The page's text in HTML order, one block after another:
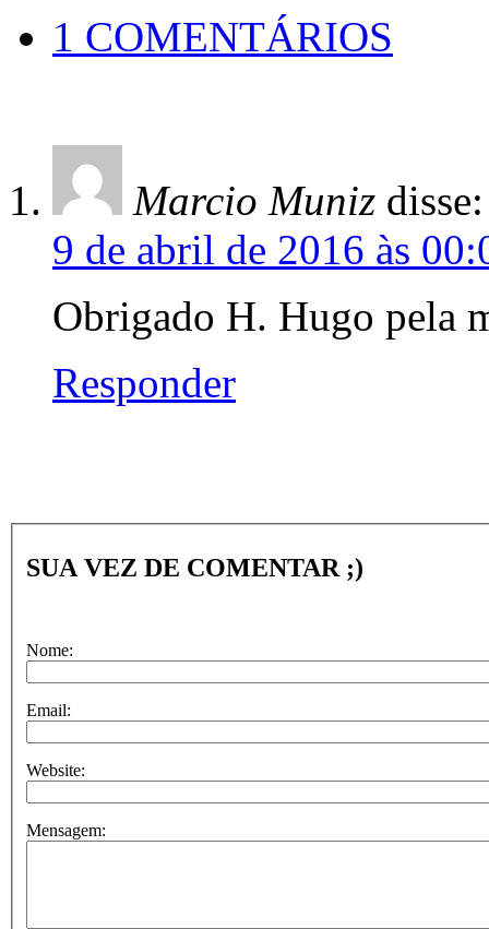
1 COMENTÁRIOS
Marcio Muniz disse:
9 de abril de 2016 às
Obrigado H. Hugo pela
Responder
SUA VEZ DE COMENTAR ;)
Nome:
Email:
Website:
Mensagem: